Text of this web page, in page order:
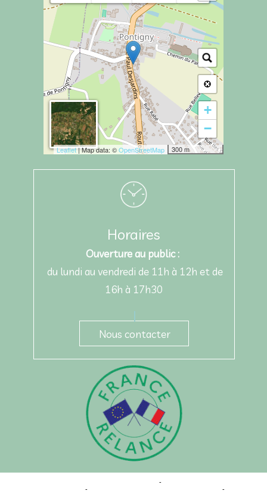
+
−
300 m
Leaflet| Map data: ©OpenStreetMap
Horaires
Ouverture au public :
du lundi au vendredi de 11h à 12h et de
16h à 17h30
Nous contacter
-
- -